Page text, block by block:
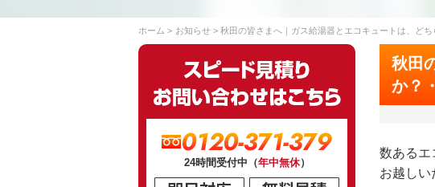
ホーム お知らせ 秋田の皆さまへ｜ガス給湯器とエコキュートは、ど
秋田
か？
数あるエ
お越しい
0120-371-379
24時間受付中（年中無休）